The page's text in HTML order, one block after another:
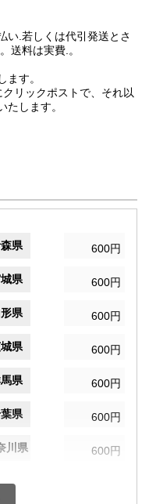
い.若しくは代引発送とさ
送料は実費.。
す。
リックポストで、それ以
します。
県 600円
県 600円
県 600円
県 600円
県 600円
県 600円
川県 600円
県